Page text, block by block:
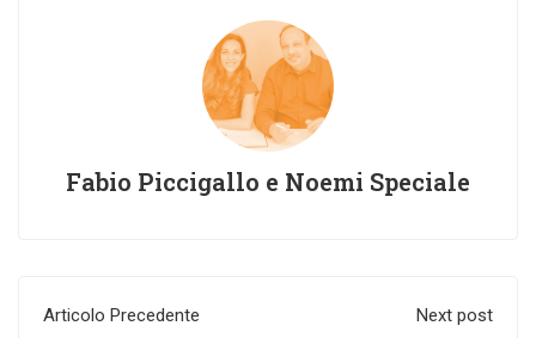
Fabio Piccigallo e Noemi Speciale
Articolo Precedente Next post